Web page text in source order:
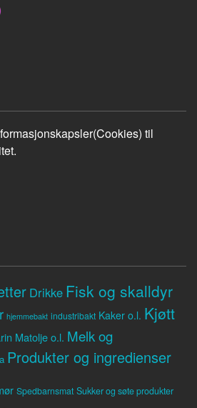
til
Drikke Fisk og skalldyr
hjemmebakt industribakt Kaker o.l. Kjøtt
Matolje o.l. Melk og
Produkter og ingredienser
Spedbarnsmat Sukker og søte produkter